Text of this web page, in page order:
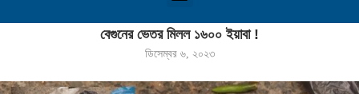
বেগুনের ভেতর মিলল ১৬০০ ইয়াবা !
ডিসেম্বর ৬, ২০২৩